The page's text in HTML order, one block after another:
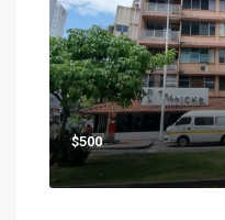
$500